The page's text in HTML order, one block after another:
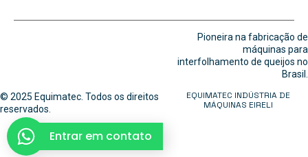
Pioneira na fabricação de
máquinas para
interfolhamento de queijos no
Brasil.
© 2025 Equimatec. Todos os direitos
reservados.
EQUIMATEC INDÚSTRIA DE
MÁQUINAS EIRELI
Entrar em contato